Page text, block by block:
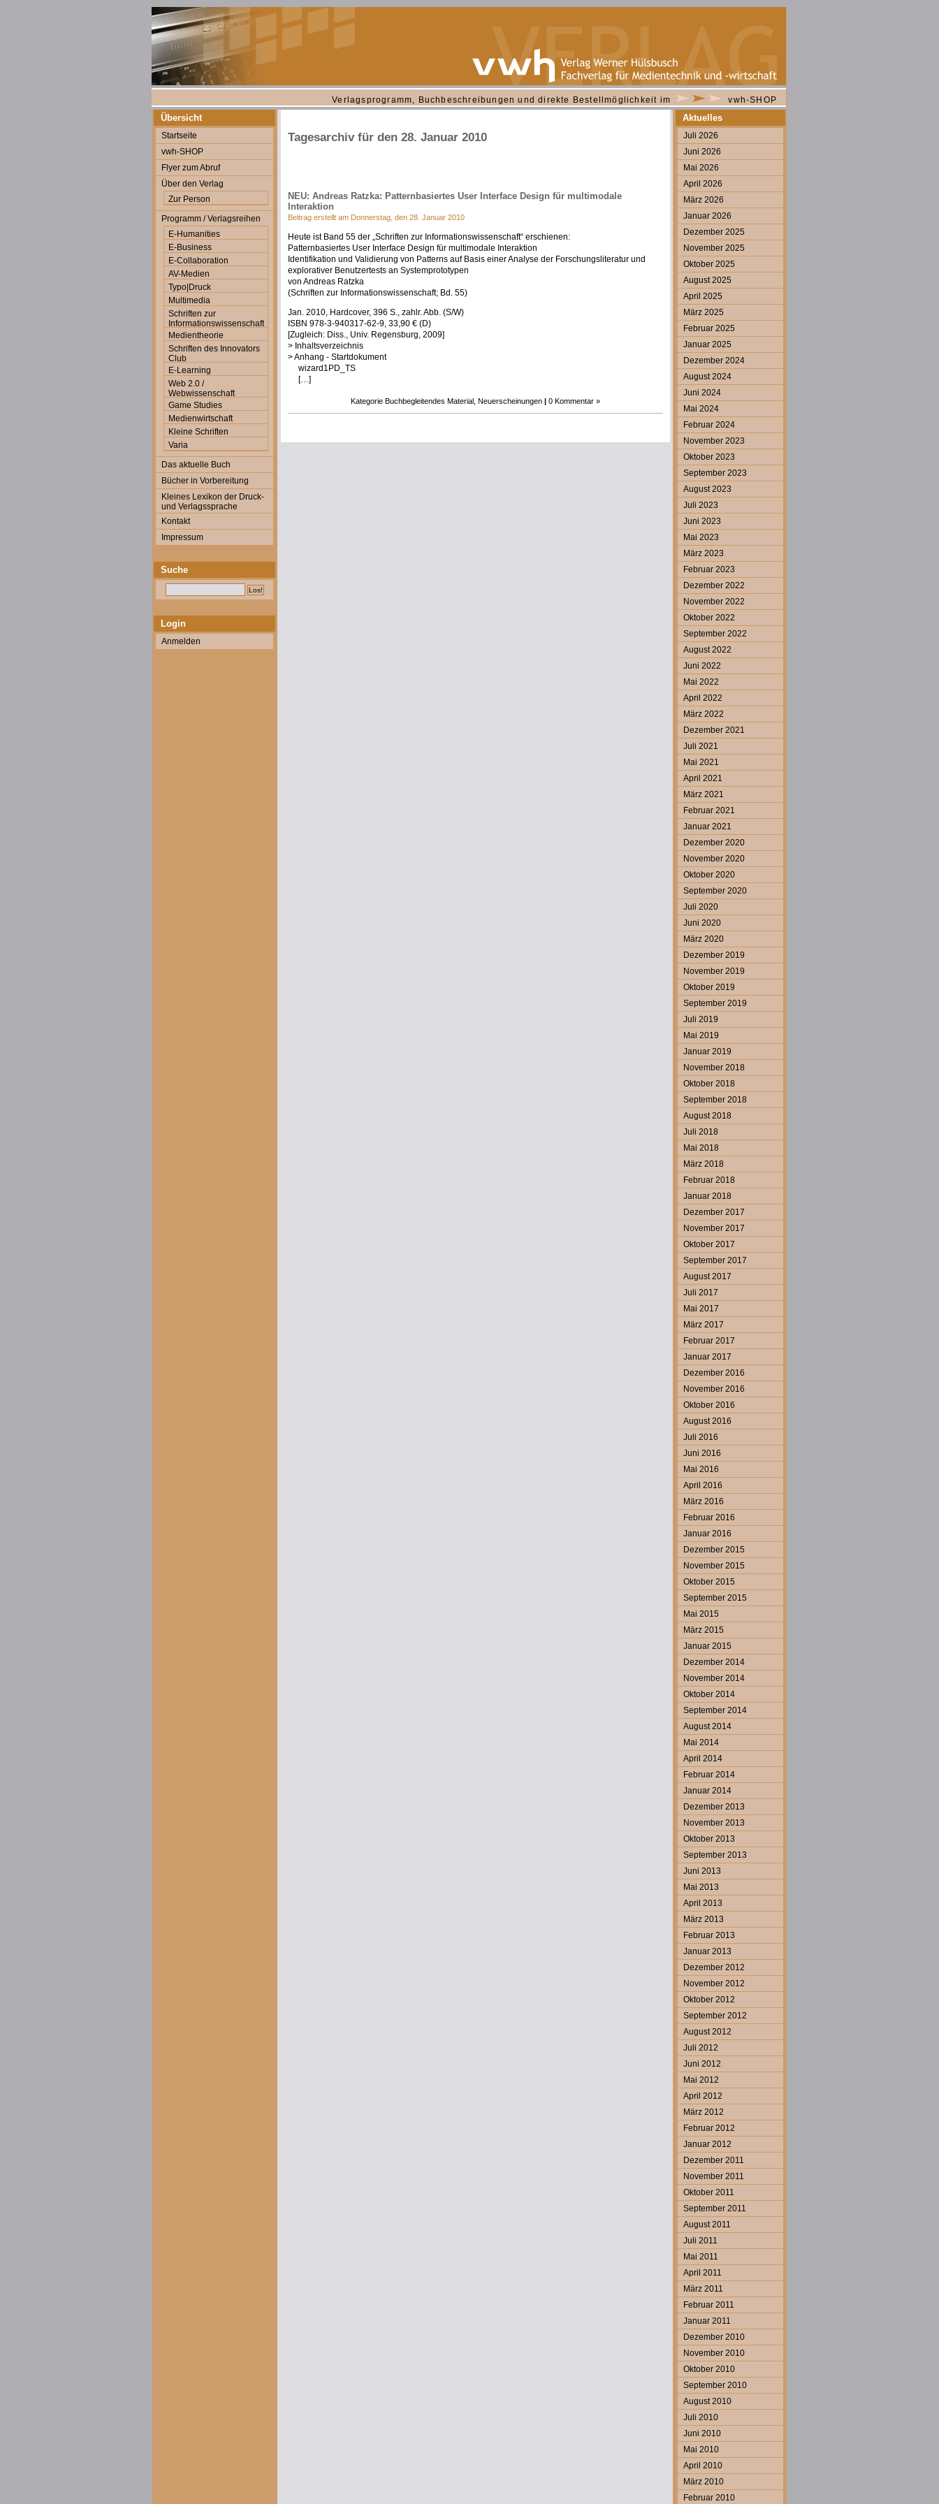
Verlagsprogramm, Buchbeschreibungen und direkte Bestellmöglichkeit im vwh-SHOP
Übersicht
Startseite
vwh-SHOP
Flyer zum Abruf
Über den Verlag
Zur Person
Programm / Verlagsreihen
E-Humanities
E-Business
E-Collaboration
AV-Medien
Typo|Druck
Multimedia
Schriften zur
Informationswissenschaft
Medientheorie
Schriften des Innovators
Club
E-Learning
Web 2.0 /
Webwissenschaft
Game Studies
Medienwirtschaft
Kleine Schriften
Varia
Das aktuelle Buch
Bücher in Vorbereitung
Kleines Lexikon der Druck-
und Verlagssprache
Kontakt
Impressum
Suche
Login
Anmelden
Tagesarchiv für den 28. Januar 2010
NEU: Andreas Ratzka: Patternbasiertes User Interface Design für multimodale
Interaktion
Beitrag erstellt am Donnerstag, den 28. Januar 2010
Heute ist Band 55 der „Schriften zur Informationswissenschaft“ erschienen:
Patternbasiertes User Interface Design für multimodale Interaktion
Identifikation und Validierung von Patterns auf Basis einer Analyse der Forschungsliteratur und
explorativer Benutzertests an Systemprototypen
von Andreas Ratzka
(Schriften zur Informationswissenschaft; Bd. 55)
Jan. 2010, Hardcover, 396 S., zahlr. Abb. (S/W)
ISBN 978-3-940317-62-9, 33,90 € (D)
[Zugleich: Diss., Univ. Regensburg, 2009]
> Inhaltsverzeichnis
> Anhang - Startdokument
wizard1PD_TS
[…]
Kategorie Buchbegleitendes Material Neuerscheinungen | 0 Kommentar »
Aktuelles
Juli 2026
Juni 2026
Mai 2026
April 2026
März 2026
Januar 2026
Dezember 2025
November 2025
Oktober 2025
August 2025
April 2025
März 2025
Februar 2025
Januar 2025
Dezember 2024
August 2024
Juni 2024
Mai 2024
Februar 2024
November 2023
Oktober 2023
September 2023
August 2023
Juli 2023
Juni 2023
Mai 2023
März 2023
Februar 2023
Dezember 2022
November 2022
Oktober 2022
September 2022
August 2022
Juni 2022
Mai 2022
April 2022
März 2022
Dezember 2021
Juli 2021
Mai 2021
April 2021
März 2021
Februar 2021
Januar 2021
Dezember 2020
November 2020
Oktober 2020
September 2020
Juli 2020
Juni 2020
März 2020
Dezember 2019
November 2019
Oktober 2019
September 2019
Juli 2019
Mai 2019
Januar 2019
November 2018
Oktober 2018
September 2018
August 2018
Juli 2018
Mai 2018
März 2018
Februar 2018
Januar 2018
Dezember 2017
November 2017
Oktober 2017
September 2017
August 2017
Juli 2017
Mai 2017
März 2017
Februar 2017
Januar 2017
Dezember 2016
November 2016
Oktober 2016
August 2016
Juli 2016
Juni 2016
Mai 2016
April 2016
März 2016
Februar 2016
Januar 2016
Dezember 2015
November 2015
Oktober 2015
September 2015
Mai 2015
März 2015
Januar 2015
Dezember 2014
November 2014
Oktober 2014
September 2014
August 2014
Mai 2014
April 2014
Februar 2014
Januar 2014
Dezember 2013
November 2013
Oktober 2013
September 2013
Juni 2013
Mai 2013
April 2013
März 2013
Februar 2013
Januar 2013
Dezember 2012
November 2012
Oktober 2012
September 2012
August 2012
Juli 2012
Juni 2012
Mai 2012
April 2012
März 2012
Februar 2012
Januar 2012
Dezember 2011
November 2011
Oktober 2011
September 2011
August 2011
Juli 2011
Mai 2011
April 2011
März 2011
Februar 2011
Januar 2011
Dezember 2010
November 2010
Oktober 2010
September 2010
August 2010
Juli 2010
Juni 2010
Mai 2010
April 2010
März 2010
Februar 2010